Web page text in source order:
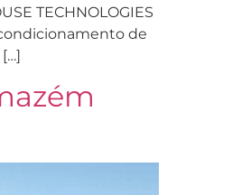
TECHNOLOGIES
de